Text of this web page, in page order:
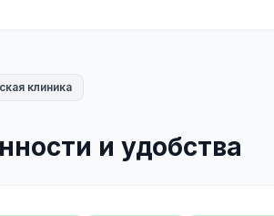
клиника
и удобства